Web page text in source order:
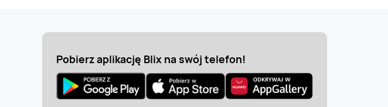
Pobierz aplikację Blix na swój telefon!